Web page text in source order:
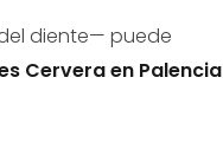
diente— puede
Cervera en Palencia